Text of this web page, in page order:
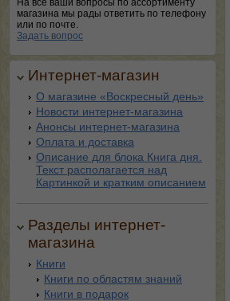
На все ваши вопросы по ассортименту
магазина мы рады ответить по телефону
или по почте.
Задать вопрос
Интернет-магазин
О магазине «Воскресный день»
Новости интернет-магазина
Анонсы интернет-магазина
Оплата и доставка
Описание для блока Книга дня.
Текст располагается над
Картинкой и кратким описанием
Разделы интернет-
магазина
Книги
Книги по областям знаний
Книги в подарок